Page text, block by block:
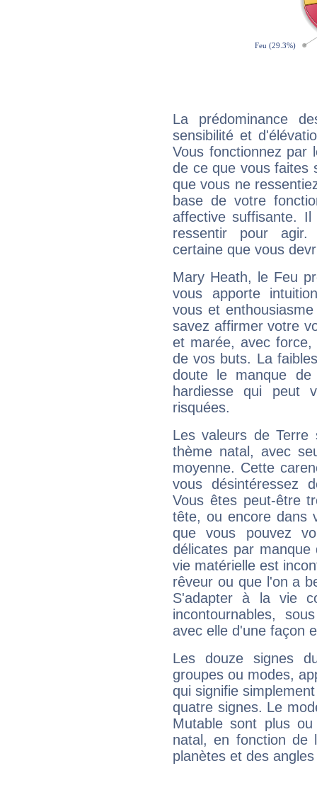
La prédominance
sensibilité et
Vous fonctionnez
de ce que vous faites
que vous ne
base de votre
affective suffisante.
ressentir pour agir.
certaine que vous
Mary Heath, le Feu
vous apporte
vous et
savez affirmer votre
et marée, avec
de vos buts. La
doute le manque
hardiesse qui peut
risquées.
Les valeurs de Terre
thème natal, avec
moyenne. Cette
vous désintéressez
Vous êtes peut-être
tête, ou encore dans
que vous pouvez
délicates par
vie matérielle est
rêveur ou que l'on a
S'adapter à la vie
incontournables,
avec elle d'une façon
Les douze signes
groupes ou modes,
qui signifie
quatre signes. Le
Mutable sont plus
natal, en fonction de
planètes et des